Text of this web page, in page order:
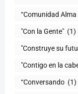
“Comunidad Alma
"Con la Gente" (1)
"Construye su
"Contigo en la
“Conversando (1)